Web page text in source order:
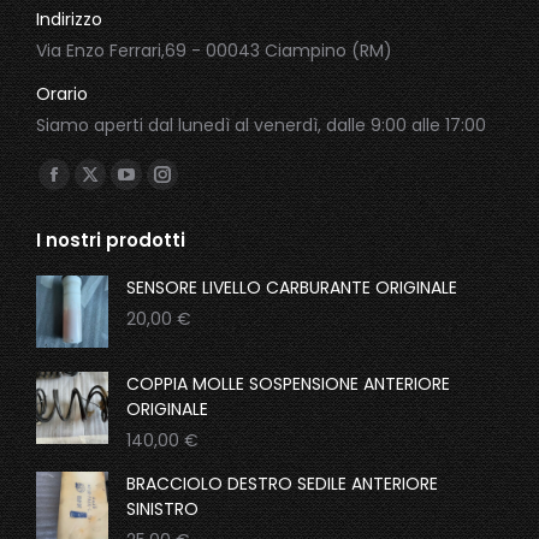
Indirizzo
Via Enzo Ferrari,69 - 00043 Ciampino (RM)
Orario
Siamo aperti dal lunedì al venerdì, dalle 9:00 alle 17:00
Ci puoi trovare su:
Facebook
page
opens
in
new
window
X
page
opens
in
new
window
YouTube
page
opens
in
new
window
Instagram
page
opens
in
new
window
I nostri prodotti
SENSORE LIVELLO CARBURANTE ORIGINALE
20,00€
COPPIA MOLLE SOSPENSIONE ANTERIORE
ORIGINALE
140,00€
BRACCIOLO DESTRO SEDILE ANTERIORE
SINISTRO